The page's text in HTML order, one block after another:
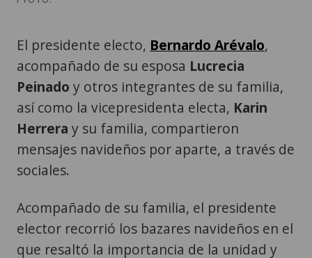
El presidente electo, Bernardo Arévalo,
acompañado de su esposa Lucrecia
Peinado y otros integrantes de su familia,
así como la vicepresidenta electa, Karin
Herrera y su familia, compartieron
mensajes navideños por aparte, a través de
sociales.
Acompañado de su familia, el presidente
elector recorrió los bazares navideños en el
que resaltó la importancia de la unidad y